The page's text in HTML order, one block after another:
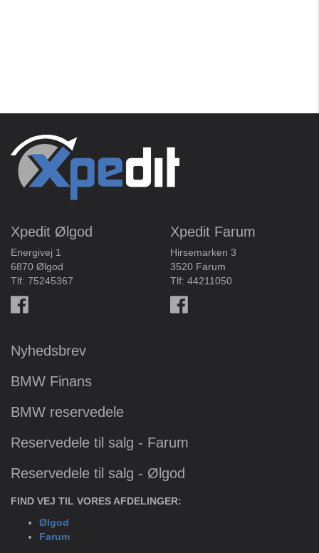
Xpedit Ølgod
Energivej 1
6870 Ølgod
Tlf: 75245367
Xpedit Farum
Hirsemarken 3
3520 Farum
Tlf: 44211050
Nyhedsbrev
BMW Finans
BMW reservedele
Reservedele til salg - Farum
Reservedele til salg - Ølgod
FIND VEJ TIL VORES AFDELINGER:
Ølgod
Farum